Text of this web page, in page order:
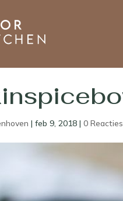
|feb 9, 2018 |0 Reacties